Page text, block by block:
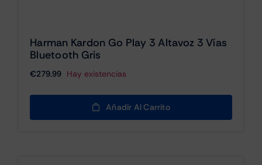
Harman Kardon Go Play 3 Altavoz 3 Vías
Bluetooth Gris
€279.99 Hay existencias
Añadir Al Carrito